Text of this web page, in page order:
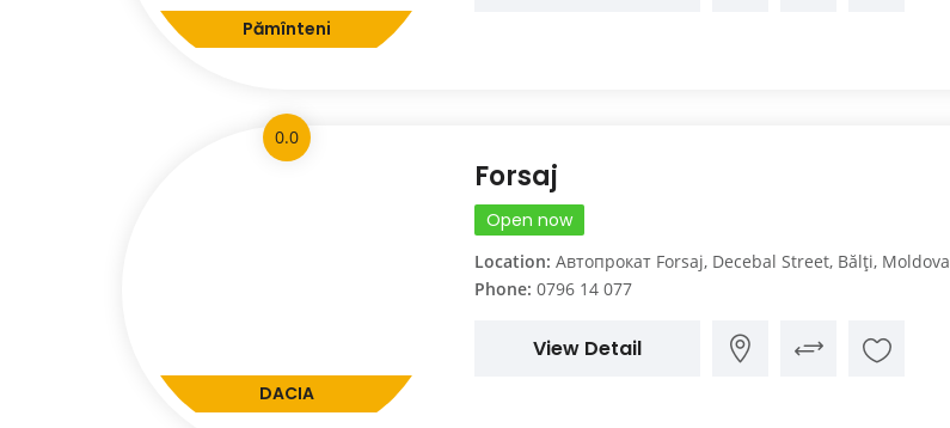
Pămînteni
DACIA
0.0
Forsaj
Open now
Location: Автопрокат Forsaj, Decebal Street, Bălți, Moldova
Phone: 0796 14 077
View Detail